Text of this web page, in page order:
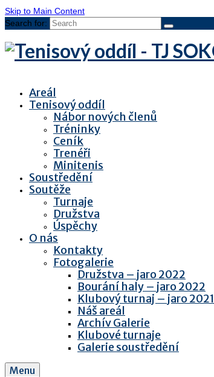
Skip to Main Content
Search for:
Areál
Tenisový oddíl
Nábor nových členů
Tréninky
Ceník
Trenéři
Minitenis
Soustředění
Soutěže
Turnaje
Družstva
Úspěchy
O nás
Kontakty
Fotogalerie
Družstva – jaro 2022
Bourání haly – jaro 2022
Klubový turnaj – jaro 2021
Náš areál
Archív Galerie
Klubové turnaje
Galerie soustředění
Menu